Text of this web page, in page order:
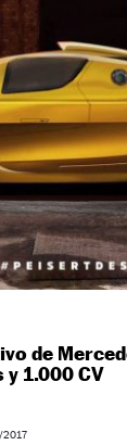
de
1.000 CV